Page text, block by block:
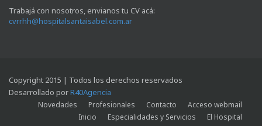
Trabajá con nosotros, envianos tu CV acá:
cvrrhh@hospitalsantaisabel.com.ar
Copyright 2015 | Todos los derechos reservados
Desarrollado porR40Agencia
Acceso webmail
Contacto
Profesionales
Novedades
El Hospital
Especialidades y Servicios
Inicio